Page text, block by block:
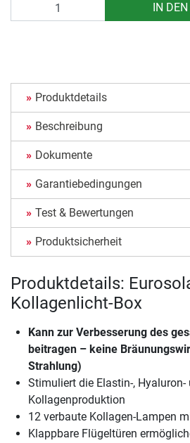
IN
Produktdetails
Beschreibung
Dokumente
Garantiebedingungen
Test & Bewertungen
Produktsicherheit
Produktdetails:
Kollagenlicht-Box
Kann zur Verbesserung des
beitragen – keine
Strahlung)
Stimuliert die Elastin-, Hyaluron-
Kollagenproduktion
12 verbaute Kollagen-Lampen
Klappbare Flügeltüren